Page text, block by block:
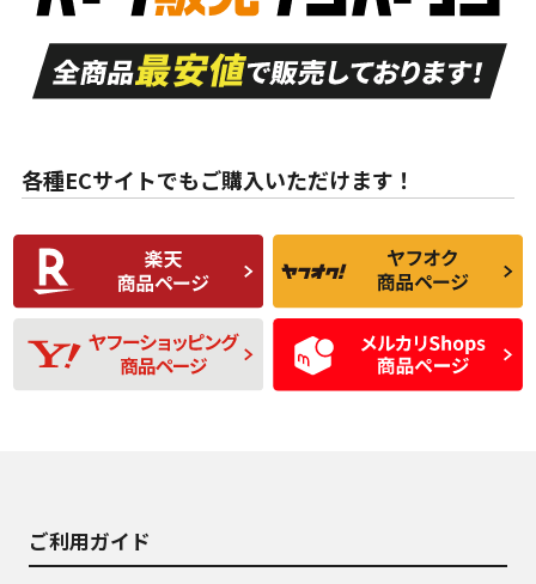
A
走行距離も少なく、
目立つ傷もほとんど
ない中古品
A
走行距離も少なく、
非常に状態の良い中
古品
な中古品
んどない中古品
C
使用感や傷があり、
比較的きれいな中古
品
C
偏磨耗・劣化は感じ
られるが、使用に問
題のない中古品
D
使用感や目立つ傷が
あり、一般的な中古
品
D
残り溝も少なく、偏
磨耗がみられ、短期
間使用できるくらい
の中古品
各種ECサイトでもご購入いただけます！
ご利用ガイド